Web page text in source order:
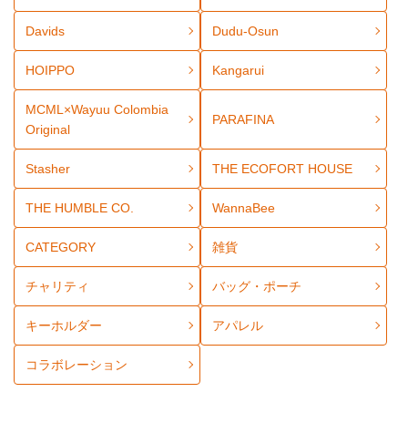
Davids Dudu-Osun
HOIPPO Kangarui
MCML×Wayuu Colombia
Original
PARAFINA
Stasher THE ECOFORT HOUSE
THE HUMBLE CO. WannaBee
CATEGORY 雑貨
チャリティ バッグ・ポーチ
キーホルダー アパレル
コラボレーション